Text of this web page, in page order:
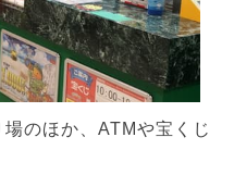
のほか、ATMや宝くじ